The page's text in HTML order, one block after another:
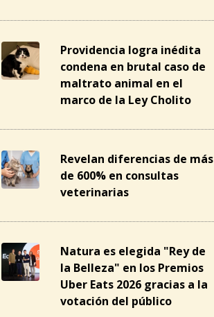
Providencia logra inédita
condena en brutal caso de
maltrato animal en el
marco de la Ley Cholito
Revelan diferencias de más
de 600% en consultas
veterinarias
Natura es elegida "Rey de
la Belleza" en los Premios
Uber Eats 2026 gracias a la
votación del público